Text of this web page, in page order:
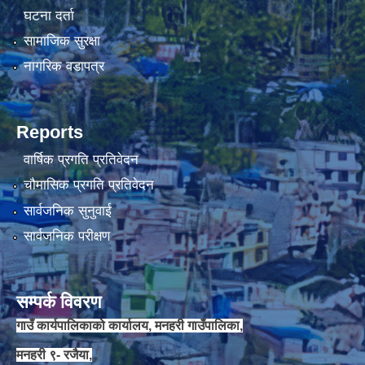
घटना दर्ता
सामाजिक सुरक्षा
नागरिक वडापत्र
Reports
वार्षिक प्रगति प्रतिवेदन
चौमासिक प्रगति प्रतिवेदन
सार्वजनिक सुनुवाई
सार्वजनिक परीक्षण
सम्पर्क विवरण
गाउँ कार्यपालिकाको कार्यालय, मनहरी गाउँपालिका,
मनहरी ९- रजैया,